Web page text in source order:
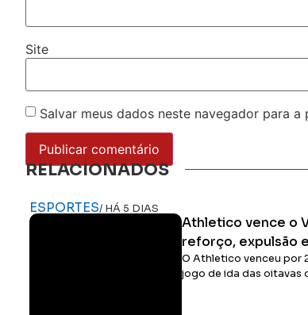
Site
Salvar meus dados neste navegador para
RELACIONADOS
ESPORTES/ HÁ 5 DIAS
Athletico vence o
reforço, expulsão
O Athletico venceu por
jogo de ida das oitavas